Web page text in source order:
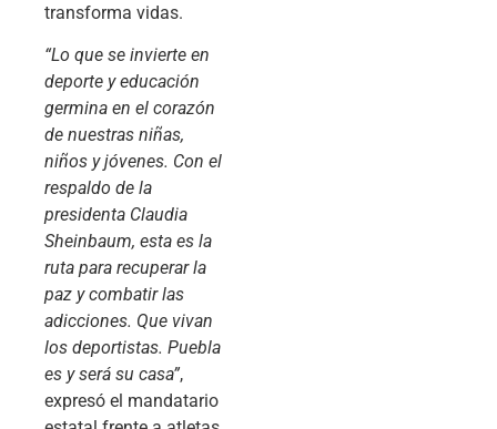
transforma vidas.
“Lo que se invierte en
deporte y educación
germina en el corazón
de nuestras niñas,
niños y jóvenes. Con el
respaldo de la
presidenta Claudia
Sheinbaum, esta es la
ruta para recuperar la
paz y combatir las
adicciones. Que vivan
los deportistas. Puebla
es y será su casa”,
expresó el mandatario